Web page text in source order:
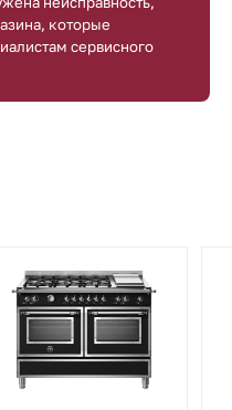
которые
сервисного